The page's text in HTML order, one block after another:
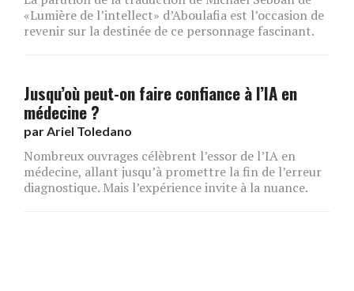
«Lumière de l’intellect» d’Aboulafia est l’occasion de
revenir sur la destinée de ce personnage fascinant.
Jusqu’où peut-on faire confiance à l’IA en
médecine ?
parAriel Toledano
Nombreux ouvrages célèbrent l’essor de l’IA en
médecine, allant jusqu’à promettre la fin de l’erreur
diagnostique. Mais l’expérience invite à la nuance.